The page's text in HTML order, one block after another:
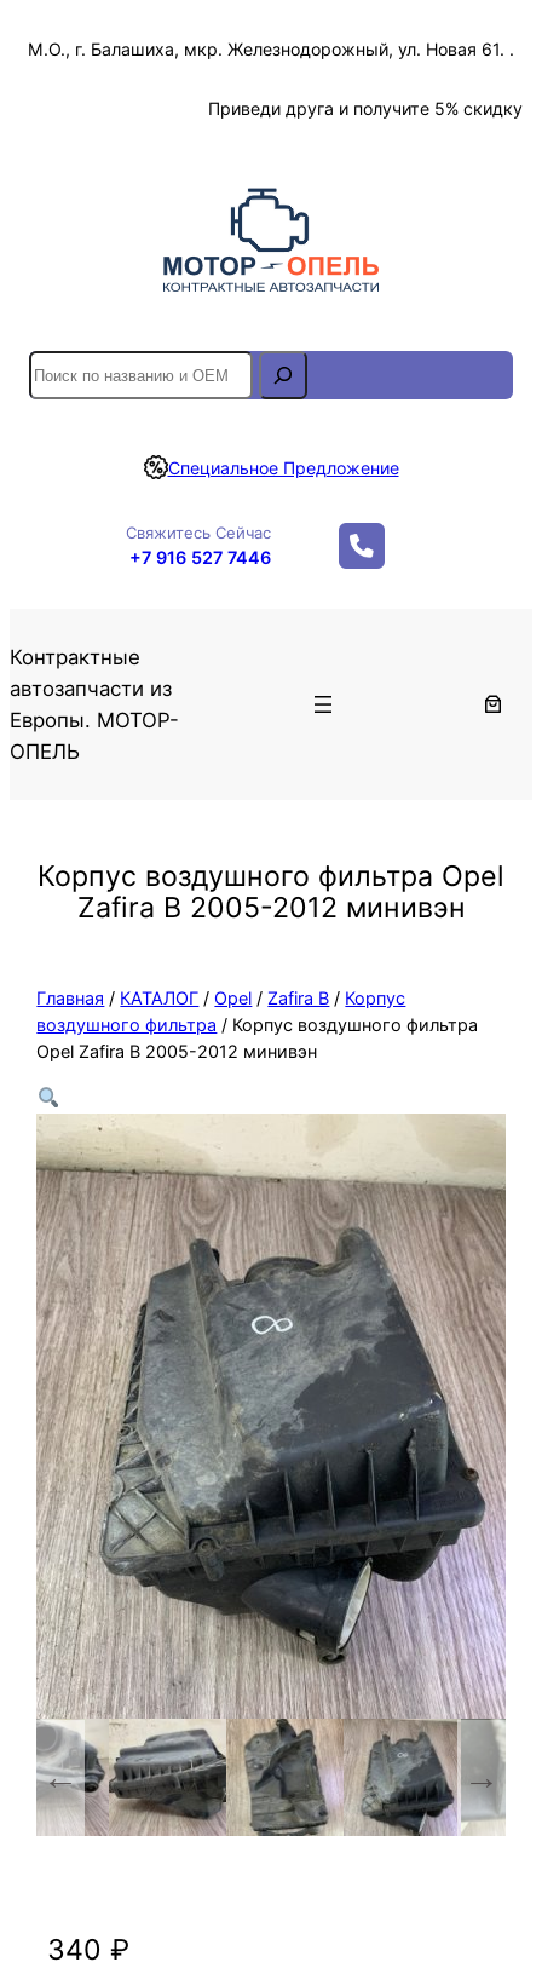
М.О., г. Балашиха, мкр. Железнодорожный, ул. Новая 61. .
Приведи друга и получите 5% скидку
S
e
r
Специальное Предложение
Свяжитесь Сейчас
+7 916 527 7446
Контрактные
автозапчасти из
Европы. МОТОР-
ОПЕЛЬ
Корпус воздушного фильтра Opel
Zafira B 2005-2012 минивэн
Главная / КАТАЛОГ /Opel /Zafira B / Корпус
воздушного фильтра / Корпус воздушного фильтра
Opel Zafira B 2005-2012 минивэн
340₽